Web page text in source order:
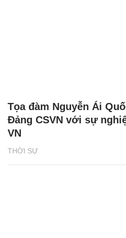
THỜI SỰ
Tọa đàm Nguyễn Ái
Đảng CSVN với sự
VN